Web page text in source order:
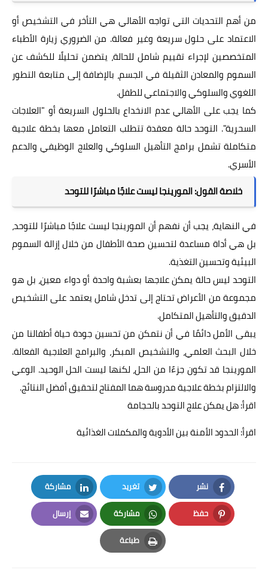
من أهم التحديات التي تواجه الأهالي هي التأخر في التشخيص أو
الاعتماد على حلول سريعة وغير فعالة. من الضروري زيارة الأطباء
المتخصصين لإجراء تقييم شامل للحالة، يتضمن تحليلًا للكشف عن
السموم والمعادن الثقيلة في الجسم، بالإضافة إلى متابعة التطور
اللغوي والسلوكي والاجتماعي للطفل.
كما يجب على الأهالي عدم الانخداع بالحلول السريعة أو "العلاجات
السحرية". التوحد حالة معقدة تتطلب التعامل معها بخطة علاجية
متكاملة تشمل برامج التأهيل السلوكي والعلاج الوظيفي والدعم
الأسري.
خلاصة القول: المورينجا ليست علاجًا مباشرًا للتوحد
في النهاية، يجب أن نفهم أن المورينجا ليست علاجًا مباشرًا للتوحد،
بل هي أداة مساعدة لتحسين صحة الأطفال من خلال إزالة السموم
البيئية وتحسين التغذية.
التوحد ليس حالة يمكن علاجها بعشبة واحدة أو دواء معين، بل هو
مجموعة من الأعراض تحتاج إلى تدخل شامل يعتمد على التشخيص
الدقيق والتأهيل المتكامل.
يبقى الأمل دائمًا في أن نتمكن من تحسين جودة حياة أطفالنا من
خلال البحث العلمي، والتشخيص المبكر، والبرامج العلاجية الفعالة.
المورينجا قد تكون جزءًا من الحل، لكنها ليست الحل الوحيد. الوعي
والالتزام بخطة علاجية مدروسة هما المفتاح لتحقيق أفضل النتائج.
اقرأ: هل يمكن علاج التوحد بالحجامة
اقرأ:الحدود الأمنة بين الأدوية والمكملات الغذائية
نشر
Facebook
تغريد
Twitter
مشاركة
LinkedIn
حفظ
Pinterest
مشاركة
Whatsapp
إرسال
Email
طباعة
Print